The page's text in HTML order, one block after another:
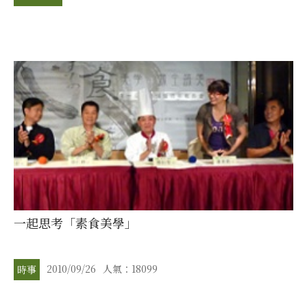
一起思考「素食美學」
時事 2010/09/26 人氣：18099